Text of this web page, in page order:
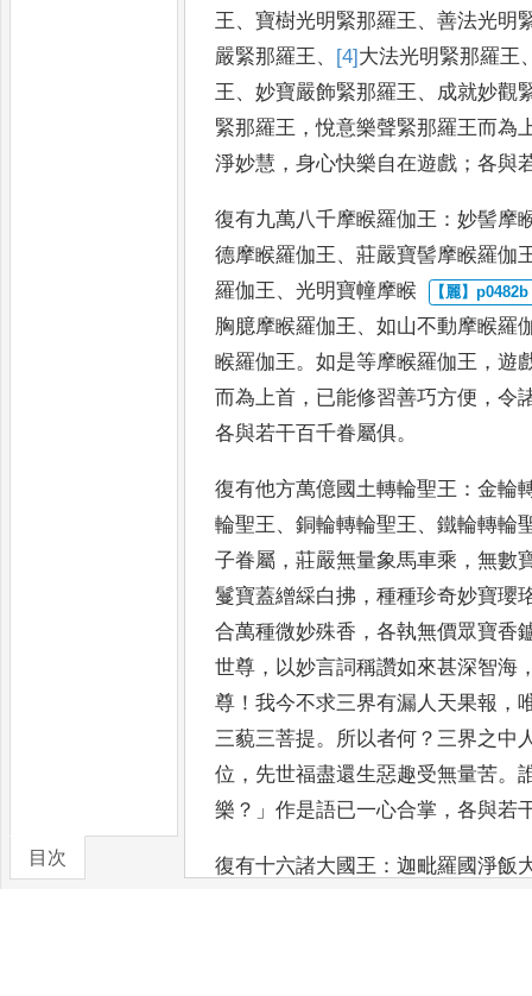
目次
王、寶樹光明緊那羅王、善法光明
嚴緊那羅王、 [4] 大法光明緊那羅王
王、妙寶嚴飾緊那羅王、 成就妙觀
緊那羅王 ，悅意樂聲緊那羅王而為
淨妙慧 ，身心快樂自在遊戲 ；各與
復有九萬八千摩睺羅伽王 ：妙髻摩
德摩睺羅伽王、莊嚴寶髻摩睺羅伽
羅伽王、光明寶幢摩睺
胸臆摩睺羅伽王、如山不動摩睺羅
睺羅伽王。如是等摩睺羅伽王 ，遊
而為上首 ， 已能修習善巧方便 ，令
各與若干百千眷屬俱。
復有他方萬億國土轉輪聖王 ：金輪
輪聖王、銅輪轉輪聖王、鐵輪轉輪
子眷屬 ，莊嚴無量象馬車乘 ，無數
鬘寶蓋繒綵白拂 ，種種珍奇妙寶瓔
合萬種微妙殊香 ，各執無價眾寶香
世尊 ， 以妙言詞稱讚如來甚深智海
尊 ！我今不求三界有漏人 天果報 ，
三藐三菩提。 所以者何 ？三界之中
位 ， 先世福盡還生惡趣受無量苦。
樂 ？」作是語已一心合掌 ，各與若
復有十六諸大國王 ：迦毗羅國淨飯